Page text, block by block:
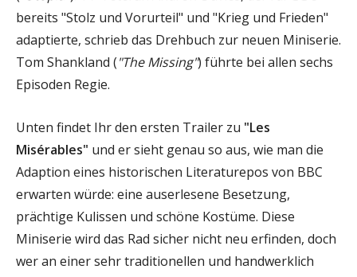
bereits "Stolz und Vorurteil" und "Krieg und Frieden"
adaptierte, schrieb das Drehbuch zur neuen Miniserie.
Tom Shankland ("The Missing") führte bei allen sechs
Episoden Regie.
Unten findet Ihr den ersten Trailer zu "Les
Misérables" und er sieht genau so aus, wie man die
Adaption eines historischen Literaturepos von BBC
erwarten würde: eine auserlesene Besetzung,
prächtige Kulissen und schöne Kostüme. Diese
Miniserie wird das Rad sicher nicht neu erfinden, doch
wer an einer sehr traditionellen und handwerklich